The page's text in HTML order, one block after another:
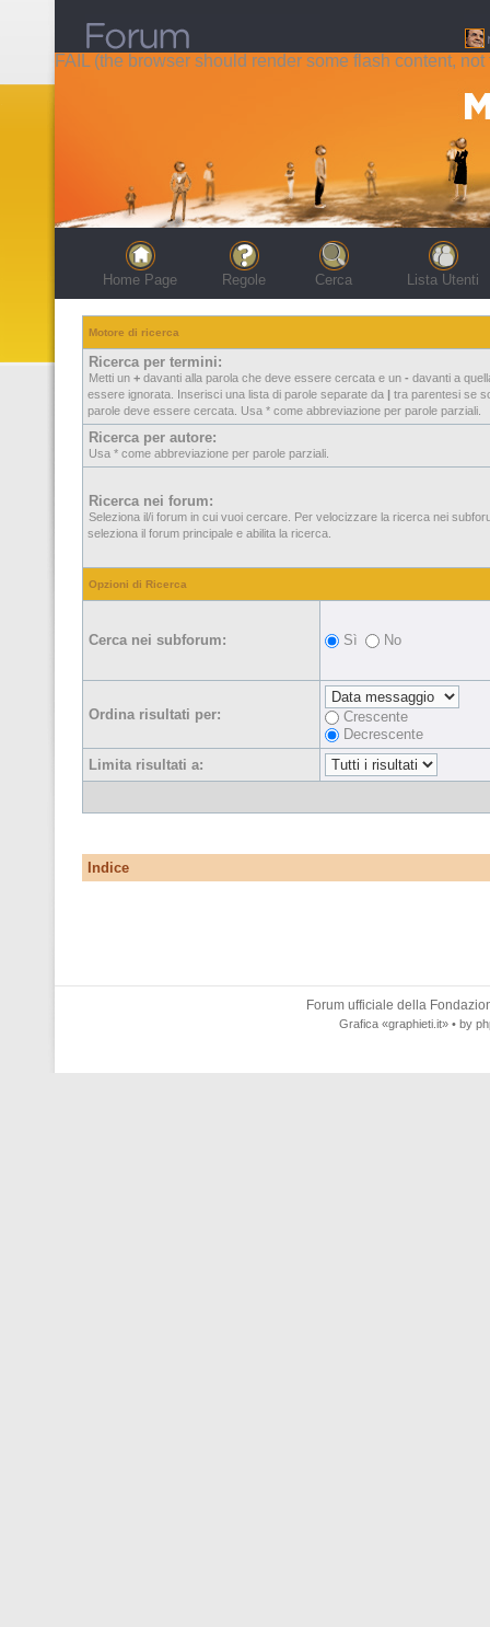
FAIL (the browser should render some flash content, not
Home Page Regole Cerca Lista Utenti
Motore di ricerca
Ricerca per termini:
Metti un + davanti alla parola che deve essere cercata e un - davanti a
essere ignorata. Inserisci una lista di parole separate da | tra parentesi se
parole deve essere cercata. Usa * come abbreviazione per parole parziali.
Ricerca per autore:
Usa * come abbreviazione per parole parziali.
Ricerca nei forum:
Seleziona il/i forum in cui vuoi cercare. Per velocizzare la ricerca nei
seleziona il forum principale e abilita la ricerca.
Opzioni di Ricerca
Cerca nei subforum: Sì No
Ordina risultati per:
Crescente
Decrescente
Limita risultati a:
Indice
Forum ufficiale della
Grafica «graphieti.it» • by